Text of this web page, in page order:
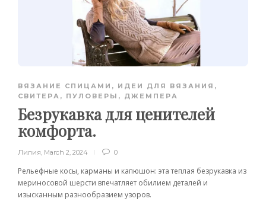
ВЯЗАНИЕ СПИЦАМИ , ИДЕИ ДЛЯ ВЯЗАНИЯ ,
СВИТЕРА, ПУЛОВЕРЫ, ДЖЕМПЕРА
Безрукавка для ценителей
комфорта.
Лилия, March 2, 2024 0
Рельефные косы, карманы и капюшон: эта теплая безрукавка из
мериносовой шерсти впечатляет обилием деталей и
изысканным разнообразием узоров.